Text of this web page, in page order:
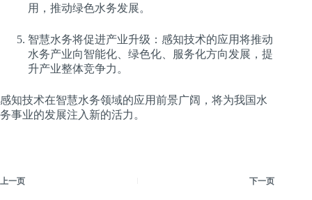
用，推动绿色水务发展。
智慧水务将促进产业升级：感知技术的应用将推动
水务产业向智能化、绿色化、服务化方向发展，提
升产业整体竞争力。
感知技术在智慧水务领域的应用前景广阔，将为我国水
务事业的发展注入新的活力。
上一页 下一页